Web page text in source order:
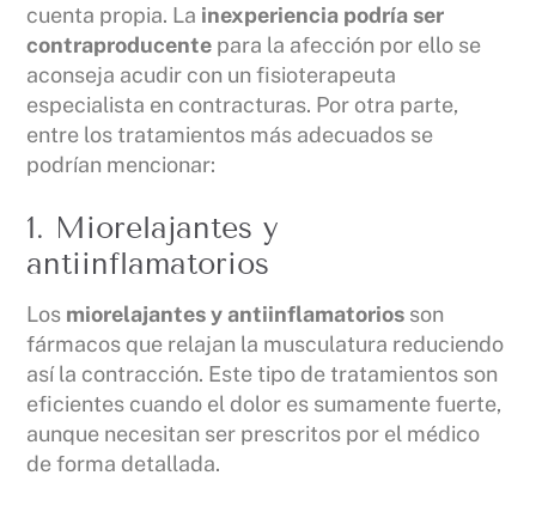
cuenta propia. La inexperiencia podría ser
contraproducente para la afección por ello se
aconseja acudir con un fisioterapeuta
especialista en contracturas. Por otra parte,
entre los tratamientos más adecuados se
podrían mencionar:
1. Miorelajantes y
antiinflamatorios
Los miorelajantes y antiinflamatorios son
fármacos que relajan la musculatura reduciendo
así la contracción. Este tipo de tratamientos son
eficientes cuando el dolor es sumamente fuerte,
aunque necesitan ser prescritos por el médico
de forma detallada.